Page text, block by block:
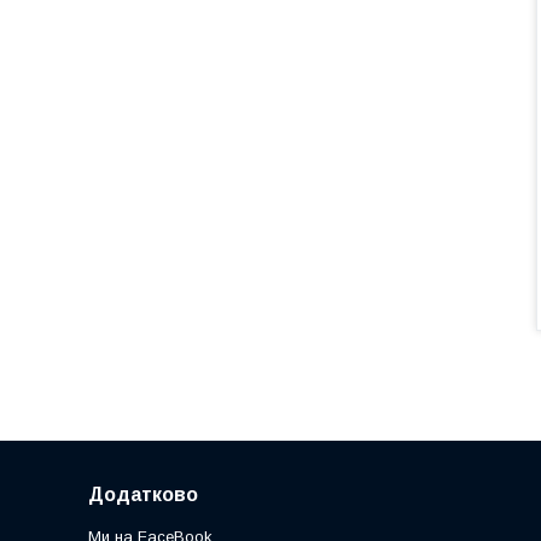
Додатково
Ми на FaceBook